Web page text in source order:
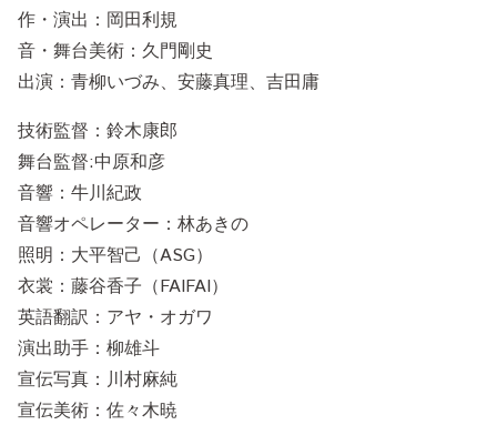
作・演出：岡田利規
音・舞台美術：久門剛史
出演：青柳いづみ、安藤真理、吉田庸
技術監督：鈴木康郎
舞台監督:中原和彦
音響：牛川紀政
音響オペレーター：林あきの
照明：大平智己（ASG）
衣裳：藤谷香子（FAIFAI）
英語翻訳：アヤ・オガワ
演出助手：柳雄斗
宣伝写真：川村麻純
宣伝美術：佐々木暁